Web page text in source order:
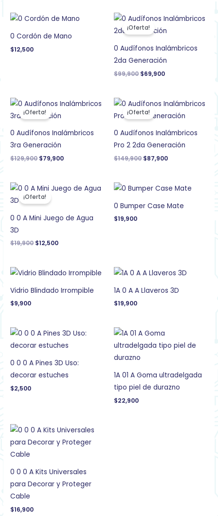
0 Cordón de Mano
$12,500
¡Oferta!
0 Audífonos Inalámbricos
2da Generación
$99,900
El
precio
original
$99,900.
$69,900
El
precio
actual
$69,900.
¡Oferta!
0 Audífonos Inalámbricos
3ra Generación
$129,900
El
precio
original
$129,900.
$79,900
El
precio
$79,900.
¡Oferta!
0 Audífonos Inalámbricos
Pro 2 2da Generación
$149,900
El
precio
original
$149,900.
$87,900
El
precio
actual
$87,900.
¡Oferta!
0 0 A Mini Juego de Agua
3D
$19,900
El
precio
original
$19,900.
$12,500
El
precio
$12,500.
0 Bumper Case Mate
$19,900
Vidrio Blindado Irrompible
$9,900
1A 0 A A Llaveros 3D
$19,900
0 0 0 A Pines 3D Uso:
decorar estuches
$2,500
1A 01 A Goma ultradelgada
tipo piel de durazno
$22,900
0 0 0 A Kits Universales
para Decorar y Proteger
Cable
$16,900